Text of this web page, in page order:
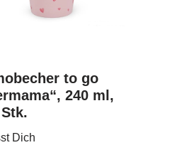
to go
240 ml,
Dich